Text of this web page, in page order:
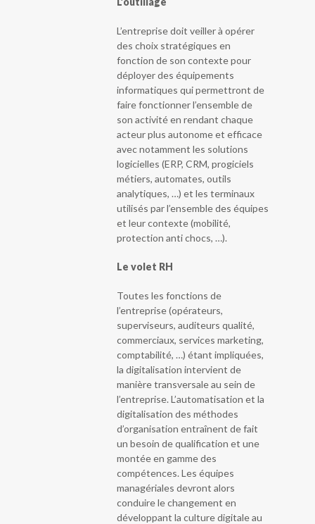
L’entreprise doit veiller à opérer
des choix stratégiques en
fonction de son contexte pour
déployer des équipements
informatiques qui permettront de
faire fonctionner l’ensemble de
son activité en rendant chaque
acteur plus autonome et efficace
avec notamment les solutions
logicielles (ERP, CRM, progiciels
métiers, automates, outils
analytiques, …) et les terminaux
utilisés par l’ensemble des équipes
et leur contexte (mobilité,
protection anti chocs, …).
Le volet RH
Toutes les fonctions de
l’entreprise (opérateurs,
superviseurs, auditeurs qualité,
commerciaux, services marketing,
comptabilité, …) étant impliquées,
la digitalisation intervient de
manière transversale au sein de
l’entreprise. L’automatisation et la
digitalisation des méthodes
d’organisation entraînent de fait
un besoin de qualification et une
montée en gamme des
compétences. Les équipes
managériales devront alors
conduire le changement en
développant la culture digitale au